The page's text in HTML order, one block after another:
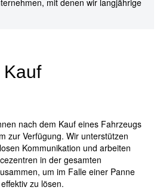
Kauf
nach dem Kauf eines Fahrzeugs
zur Verfügung. Wir unterstützen
Kommunikation und arbeiten
in der gesamten
um im Falle einer Panne
zu lösen.